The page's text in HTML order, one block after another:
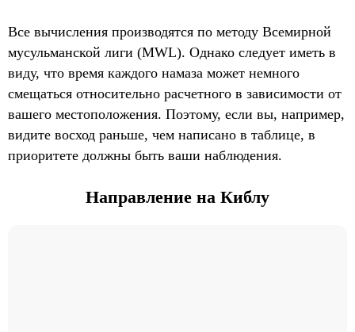
Все вычисления производятся по методу Всемирной
мусульманской лиги (MWL). Однако следует иметь в
виду, что время каждого намаза может немного
смещаться относительно расчетного в зависимости от
вашего местоположения. Поэтому, если вы, например,
видите восход раньше, чем написано в таблице, в
приоритете должны быть ваши наблюдения.
Направление на Киблу